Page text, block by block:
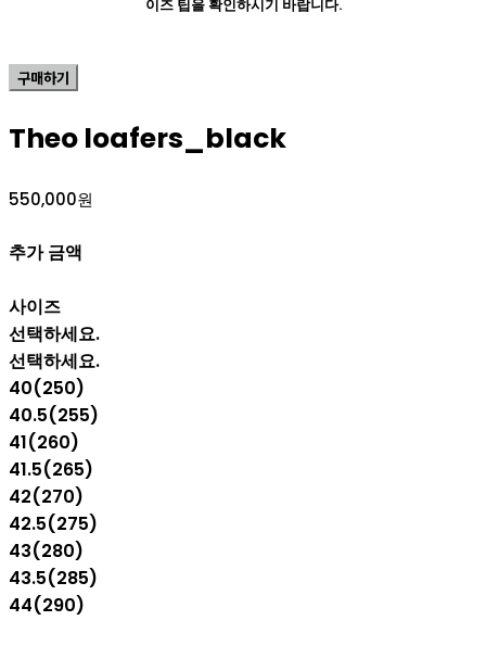
이즈 팁을 확인하시기 바랍니다.
구매하기
Theo loafers_black
550,000원
추가 금액
사이즈
선택하세요.
선택하세요.
40(250)
40.5(255)
41(260)
41.5(265)
42(270)
42.5(275)
43(280)
43.5(285)
44(290)